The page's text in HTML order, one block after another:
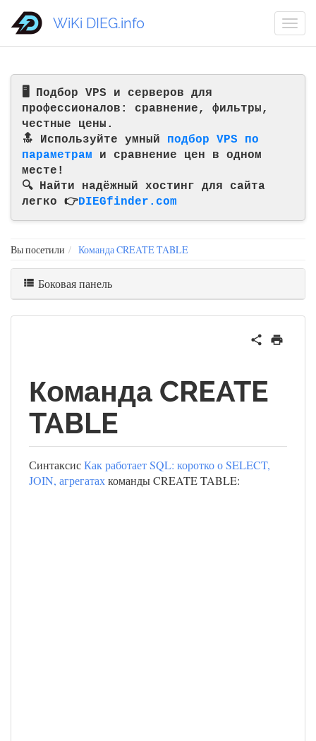
🖥️ Подбор VPS и серверов для
профессионалов: сравнение, фильтры,
честные цены.
🔝 Используйте умный подбор VPS по
параметрам и сравнение цен в одном
месте!
🔍 Найти надёжный хостинг для сайта
легко 👉DIEGfinder.com
WiKi DIEG.info
Вы посетили Команда CREATE TABLE
Боковая панель
Команда CREATE
TABLE
СинтаксисКак работает SQL: коротко о SELECT,
JOIN, агрегатахкоманды CREATE TABLE: